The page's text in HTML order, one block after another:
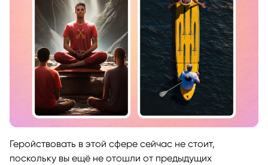
Геройствовать в этой сфере сейчас не стоит,
поскольку вы ещё не отошли от предыдущих